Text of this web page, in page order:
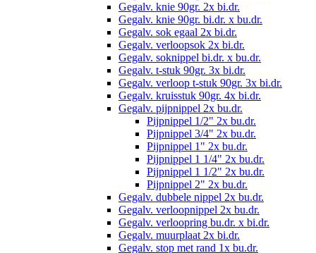
Gegalv. knie 90gr. 2x bi.dr.
Gegalv. knie 90gr. bi.dr. x bu.dr.
Gegalv. sok egaal 2x bi.dr.
Gegalv. verloopsok 2x bi.dr.
Gegalv. soknippel bi.dr. x bu.dr.
Gegalv. t-stuk 90gr. 3x bi.dr.
Gegalv. verloop t-stuk 90gr. 3x bi.dr.
Gegalv. kruisstuk 90gr. 4x bi.dr.
Gegalv. pijpnippel 2x bu.dr.
Pijpnippel 1/2" 2x bu.dr.
Pijpnippel 3/4" 2x bu.dr.
Pijpnippel 1" 2x bu.dr.
Pijpnippel 1 1/4" 2x bu.dr.
Pijpnippel 1 1/2" 2x bu.dr.
Pijpnippel 2" 2x bu.dr.
Gegalv. dubbele nippel 2x bu.dr.
Gegalv. verloopnippel 2x bu.dr.
Gegalv. verloopring bu.dr. x bi.dr.
Gegalv. muurplaat 2x bi.dr.
Gegalv. stop met rand 1x bu.dr.